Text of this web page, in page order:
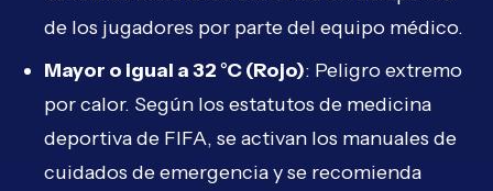
de los jugadores por parte del equipo médico.
Mayor o igual a 32 °C (Rojo): Peligro extremo
por calor. Según los estatutos de medicina
deportiva de FIFA, se activan los manuales de
cuidados de emergencia y se recomienda